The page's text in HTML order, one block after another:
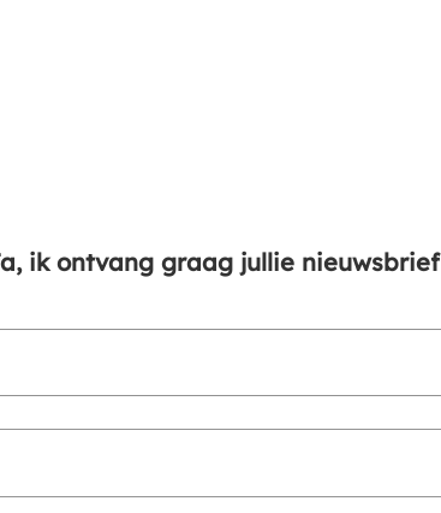
ik ontvang graag jullie nieuwsbrief